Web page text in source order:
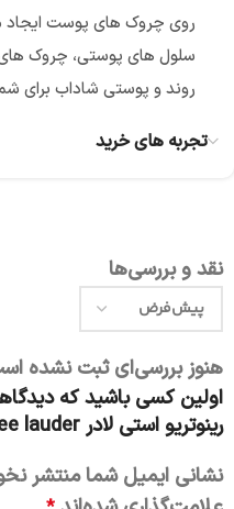
روی چروک های پوست ایجاد
سلول های پوستی، چروک
روند و پوستی شاداب برای
تجربه های خرید
نقد و بررسی‌ها
هنوز بررسی‌ای ثبت نشده
اولین کسی باشید که
رینوتریو استی لادر Estee lauder”
نشانی ایمیل شما منتشر